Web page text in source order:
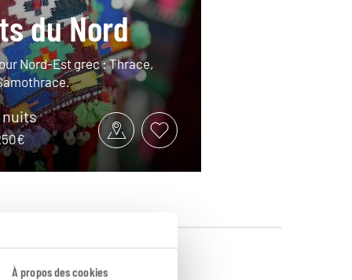
À propos des cookies
du Nord
Nord-Est grec : Thrace,
nuits